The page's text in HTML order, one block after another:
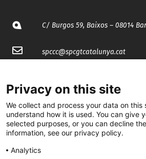
C/ Burgos 59, Baixos – 08014
spccc@spcgtcatalunya.cat
@CGTCatalunya
cgtcatalunya
Privacy on this site
We collect and process your data on this
understand how it is used. You can give
selected purposes, or you can decline
information, see our privacy policy.
Analytics